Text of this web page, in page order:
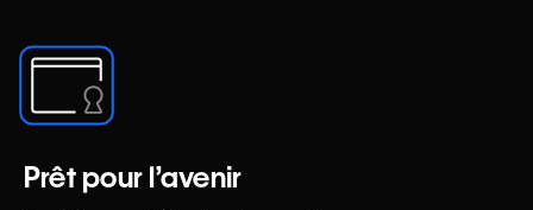
Prêt pour l’avenir